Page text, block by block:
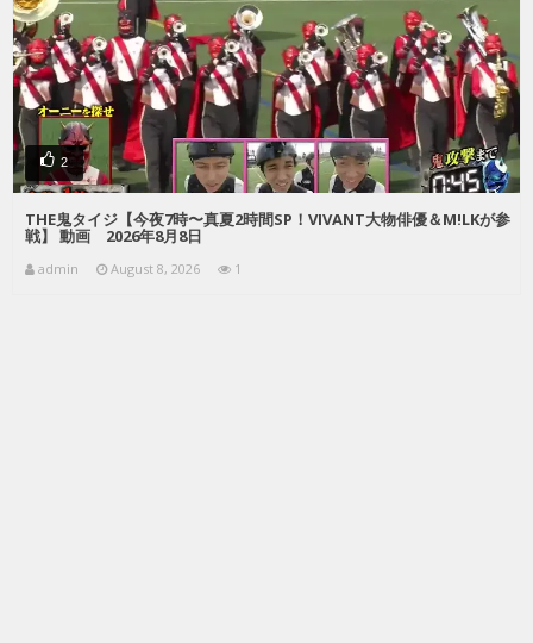
2
THE鬼タイジ【今夜7時〜真夏2時間SP！VIVANT大物俳優＆M!LKが参
戦】 動画 2026年8月8日
admin August 8, 2026 1